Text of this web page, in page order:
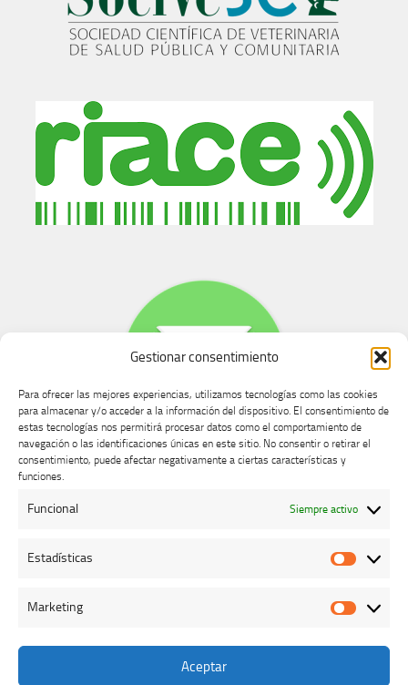
Gestionar consentimiento
Para ofrecer las mejores experiencias, utilizamos tecnologías como las cookies
para almacenar y/o acceder a la información del dispositivo. El consentimiento de
estas tecnologías nos permitirá procesar datos como el comportamiento de
navegación o las identificaciones únicas en este sitio. No consentir o retirar el
consentimiento, puede afectar negativamente a ciertas características y
funciones.
Funcional Siempre activo
Estadísticas
Marketing
Aceptar
Buzón de dudas, quejas y sugerencias
Colegio Oficial de Veterinarios de Cáceres © 2026. Todos los